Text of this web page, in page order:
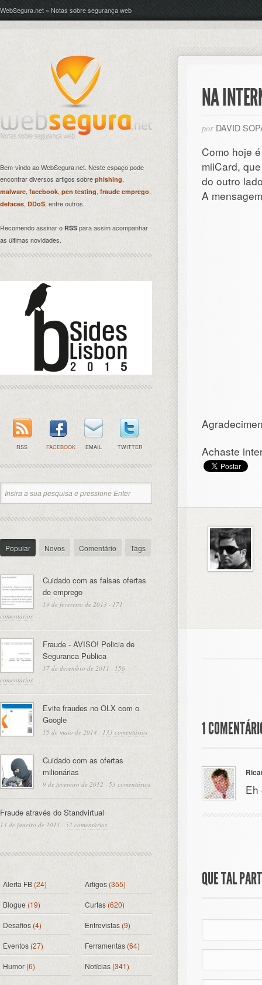
WebSegura.net » Notas sobre segurança web
NA
por DAVID
Como hoje
miiCard,
do outro
A
Achaste
1
Eh
QUE TAL
Bem-vindo ao WebSegura.net. Neste espaço pode
encontrar diversos artigos sobre phishing,
malware, facebook, pen testing fraude emprego,
defaces, DDoS, entre outros.
Recomendo assinar o RSS para assim acompanhar
as últimas novidades.
RSS FACEBOOK EMAIL TWITTER
Popular Novos Comentário Tags
Cuidado com as falsas ofertas
de emprego
19 de fevereiro de 2013 · 171
comentários
Fraude - AVISO! Policia de
Seguranca Publica
17 de dezembro de 2011 · 156
comentários
Evite fraudes no OLX com o
Google
15 de maio de 2014 · 133 comentários
Cuidado com as ofertas
milionárias
9 de fevereiro de 2012 · 53 comentários
Fraude através do Standvirtual
13 de janeiro de 2011 · 52 comentários
Alerta FB(24) Artigos (355)
Blogue (19) Curtas (620)
Desafios (4) Entrevistas (9)
Eventos(27) Ferramentas(64)
Humor (6) Notícias(341)